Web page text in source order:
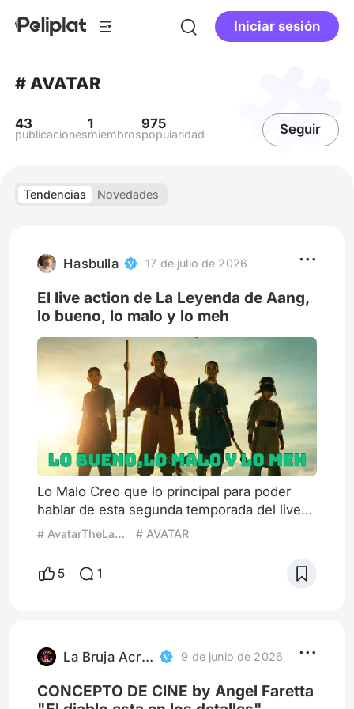
Iniciar sesión
# AVATAR
43
publicaciones
1
miembros
975
popularidad Seguir
Tendencias Novedades
Hasbulla 17 de julio de 2026
El live action de La Leyenda de Aang,
lo bueno, lo malo y lo meh
Lo Malo Creo que lo principal para poder
hablar de esta segunda temporada del live
action de Avatar: La leyenda de Aang es
la esencia de la serie original. Entiendo la
idea de que un live action se trata de
material original, no intent
# AvatarTheLastAirbender LaLeyendaDeAang Avatar # AVATAR
5 1
La Bruja Acrata 9 de junio de 2026
CONCEPTO DE CINE by Angel Faretta